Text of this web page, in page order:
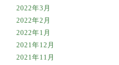
2022年3月
2022年2月
2022年1月
2021年12月
2021年11月